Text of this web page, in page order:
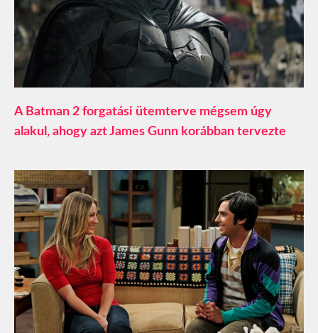
A Batman 2 forgatási ütemterve mégsem úgy
alakul, ahogy azt James Gunn korábban tervezte